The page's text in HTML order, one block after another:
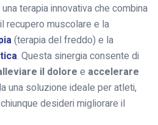
terapia innovativa che combina
recupero muscolare e la
(terapia del freddo) e la
. Questa sinergia consente di
il dolore e accelerare
una soluzione ideale per atleti,
desideri migliorare il